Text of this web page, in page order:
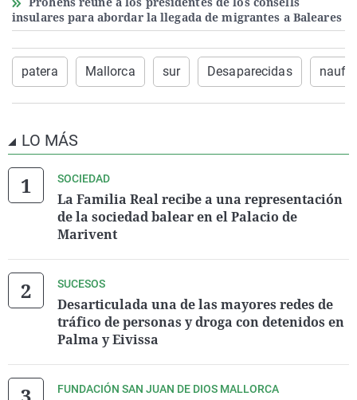
insulares para abordar la llegada de migrantes a Baleares
patera Mallorca sur Desaparecidas
LO MÁS
SOCIEDAD
La Familia Real recibe a una representación
de la sociedad balear en el Palacio de
Marivent
SUCESOS
Desarticulada una de las mayores redes de
tráfico de personas y droga con detenidos en
Palma y Eivissa
FUNDACIÓN SAN JUAN DE DIOS MALLORCA